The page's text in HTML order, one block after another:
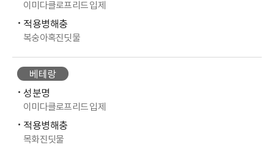
이미다클로프리드 입제
적용병해충
복숭아혹진딧물
베테랑
성분명
이미다클로프리드 입제
적용병해충
목화진딧물